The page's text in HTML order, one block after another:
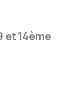
14ème